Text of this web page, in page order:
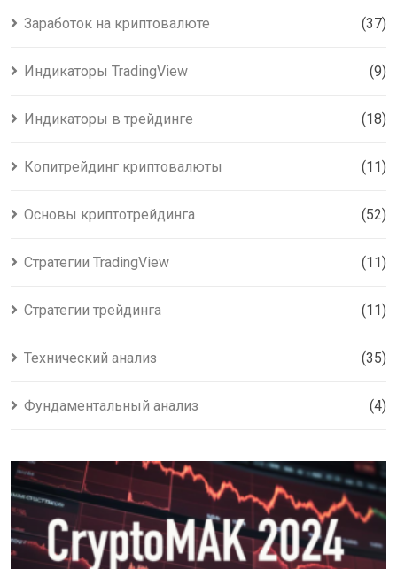
Заработок на криптовалюте (37)
Индикаторы TradingView (9)
Индикаторы в трейдинге (18)
Копитрейдинг криптовалюты (11)
Основы криптотрейдинга (52)
Стратегии TradingView (11)
Стратегии трейдинга (11)
Технический анализ (35)
Фундаментальный анализ (4)